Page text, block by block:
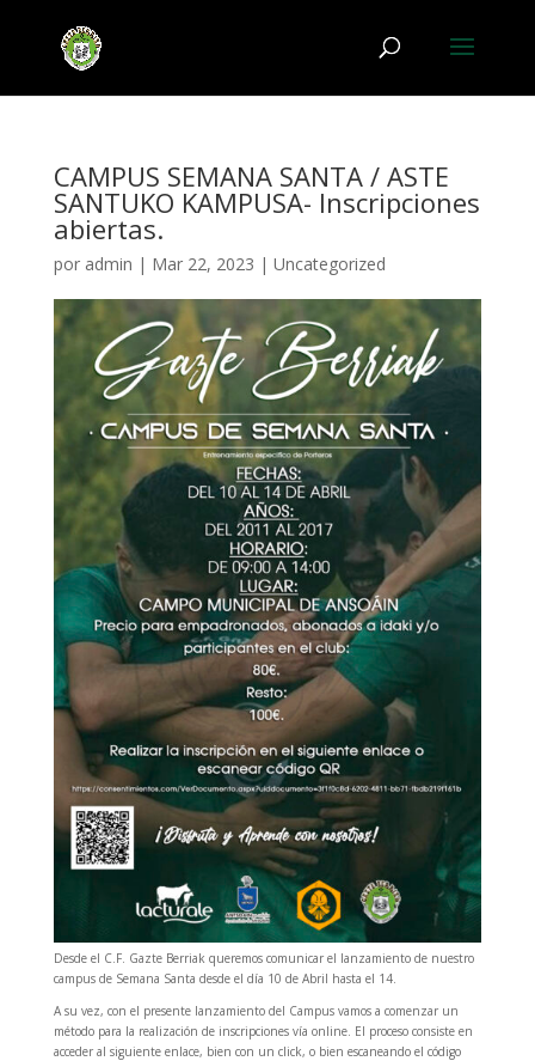
CAMPUS SEMANA SANTA / ASTE
SANTUKO KAMPUSA- Inscripciones
abiertas.
por admin | Mar 22, 2023 | Uncategorized
Desde el C.F. Gazte Berriak queremos comunicar el lanzamiento de nuestro
campus de Semana Santa desde el día 10 de Abril hasta el 14.
A su vez, con el presente lanzamiento del Campus vamos a comenzar un
método para la realización de inscripciones vía online. El proceso consiste en
acceder al siguiente enlace, bien con un click, o bien escaneando el código